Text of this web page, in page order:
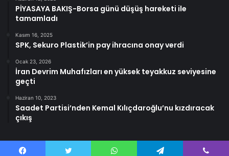
PİYASAYA BAKIŞ-Borsa günü düşüş hareketi ile
tamamladı
Kasım 16, 2025
SPK, Sekuro Plastik’in pay ihracına onay verdi
Ocak 23, 2026
İran Devrim Muhafızları en yüksek teyakkuz seviyesine
geçti
Haziran 10, 2023
Saadet Partisi’nden Kemal Kılıçdaroğlu’nu kızdıracak
çıkış